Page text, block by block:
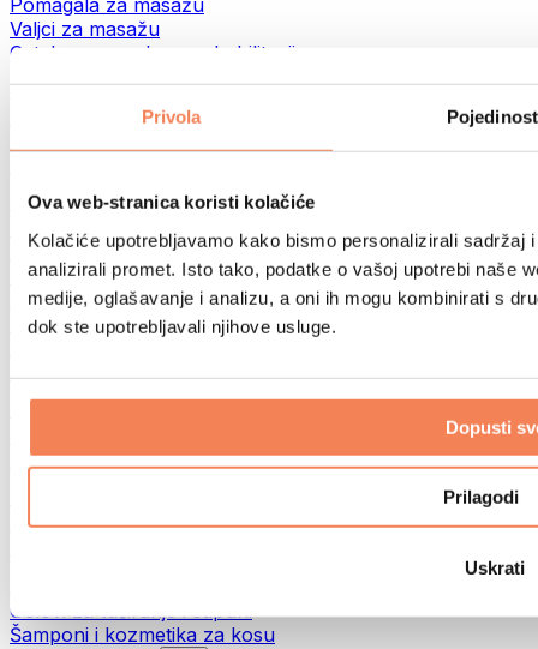
Privola
Ova web-stranica koristi kolačiće
Kolačiće upotrebljavamo kako bismo personalizirali sadržaj
analizirali promet. Isto tako, podatke o vašoj upotrebi naše
medije, oglašavanje i analizu, a oni ih mogu kombinirati s
dok ste upotrebljavali njihove usluge.
Dopusti
Prilagodi
Uskrati
Pomagala za masažu
Valjci za masažu
Ostala pomagala za rehabilitaciju
Torbe i ruksaci
Torbe za hranu i dodaci
Oprema prema aktivnosti
Trčanje
Borilački sportovi
Biciklizam
Joga i pilates
Terapija hladnom vodom
Planinarenje
Filteri i vrčevi za vodu
Deterdženti za rublje
Gelovi za tuširanje i sapuni
Šamponi i kozmetika za kosu